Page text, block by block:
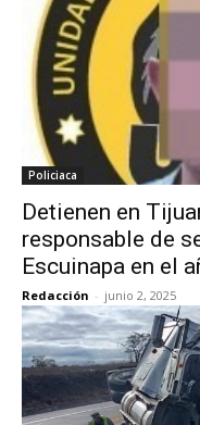
Policiaca
Detienen en
responsable de
Escuinapa en el
Redacción - junio 2, 2025